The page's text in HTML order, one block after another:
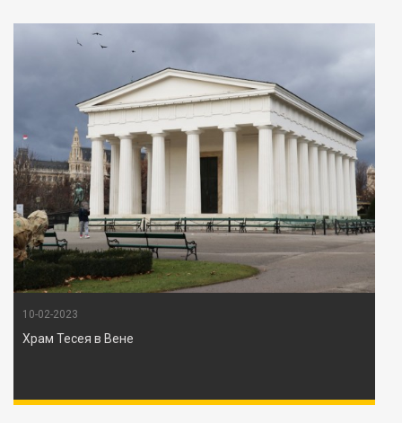
10-02-2023
Храм Тесея в Вене